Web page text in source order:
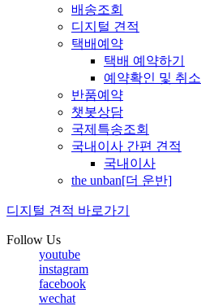
배송조회
디지털 견적
택배예약
택배 예약하기
예약확인 및 취소
반품예약
챗봇상담
국제특송조회
국내이사 간편 견적
국내이사
the unban[더 운반]
디지털 견적 바로가기
Follow Us
youtube
instagram
facebook
wechat